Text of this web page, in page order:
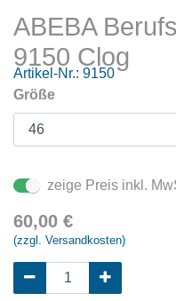
ABEBA
9150 Clog
Artikel-Nr.: 9150
Größe
zeige Preis inkl.
60,00 €
(zzgl. Versandkosten)